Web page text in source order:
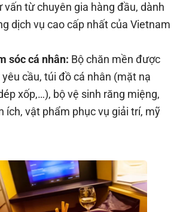
vấn từ chuyên gia hàng đầu, dành
dịch vụ cao cấp nhất của Vietnam
sóc cá nhân: Bộ chăn mền được
cầu, túi đồ cá nhân (mặt nạ
xốp,…), bộ vệ sinh răng miệng,
ích, vật phẩm phục vụ giải trí, mỹ